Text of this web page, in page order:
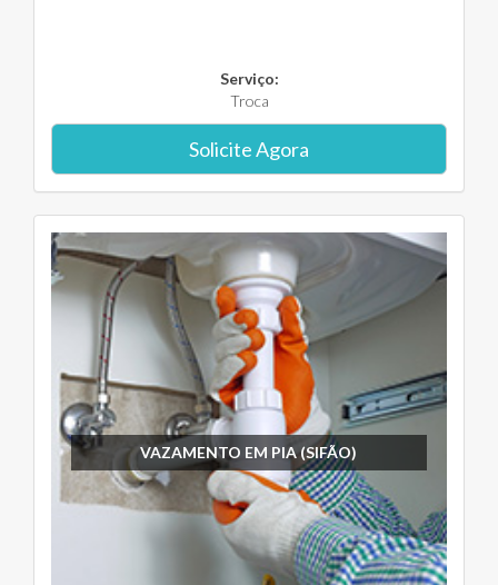
Serviço:
Troca
Solicite Agora
VAZAMENTO EM PIA (SIFÃO)